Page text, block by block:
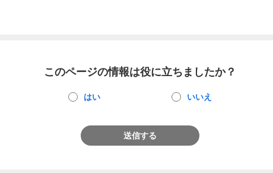
このページの情報は役に立ちましたか？
はい いいえ
送信する